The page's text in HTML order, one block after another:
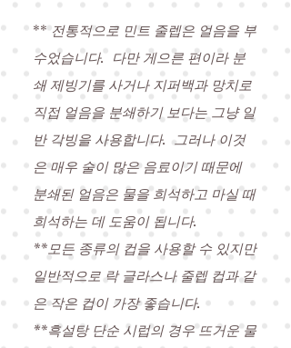
** 전통적으로 민트 줄렙은 얼음을 부
수었습니다.
다만 게으른 편이라 분
쇄 제빙기를 사거나 지퍼백과 망치로
직접 얼음을 분쇄하기 보다는 그냥 일
반 각빙을 사용합니다. 그러나 이것
은 매우 술이 많은 음료이기 때문에
분쇄된 얼음은 물을 희석하고 마실 때
희석하는 데 도움이 됩니다.
**모든 종류의 컵을 사용할 수 있지만
일반적으로 락 글라스나 줄렙 컵과 같
은 작은 컵이 가장 좋습니다.
**흑설탕 단순 시럽의 경우 뜨거운 물